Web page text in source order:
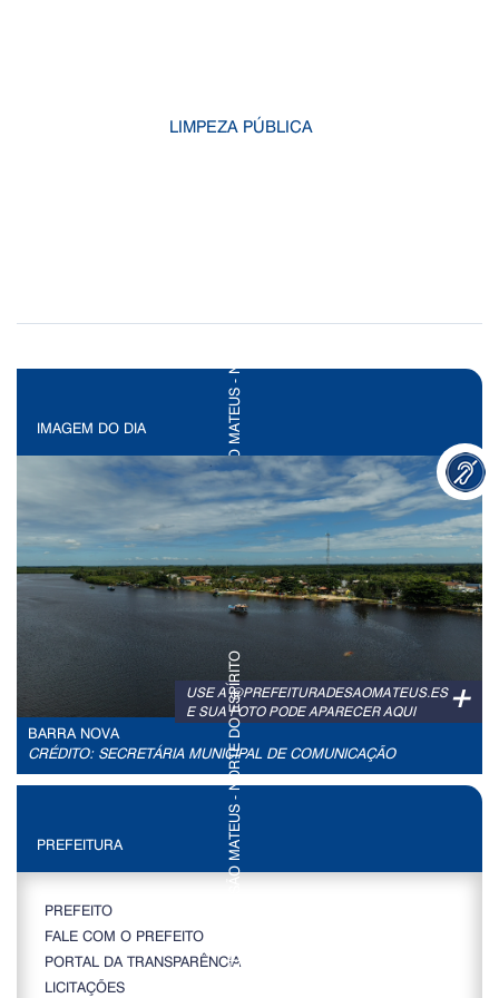
LIMPEZA PÚBLICA
IMAGEM DO DIA
+
USE A @PREFEITURADESAOMATEUS.ES
E SUA FOTO PODE APARECER AQUI
BARRA NOVA
CRÉDITO: SECRETÁRIA MUNICIPAL DE COMUNICAÇÃO
PREFEITURA
PREFEITO
FALE COM O PREFEITO
PORTAL DA TRANSPARÊNCIA
LICITAÇÕES